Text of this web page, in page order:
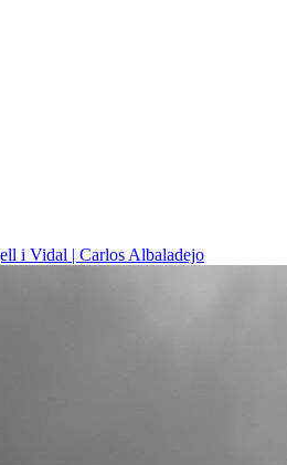
i Vidal | Carlos Albaladejo